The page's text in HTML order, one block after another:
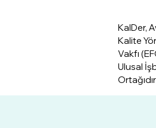
KalDer,
Kalite
Vakfı
Ulusal
Ortağıdır